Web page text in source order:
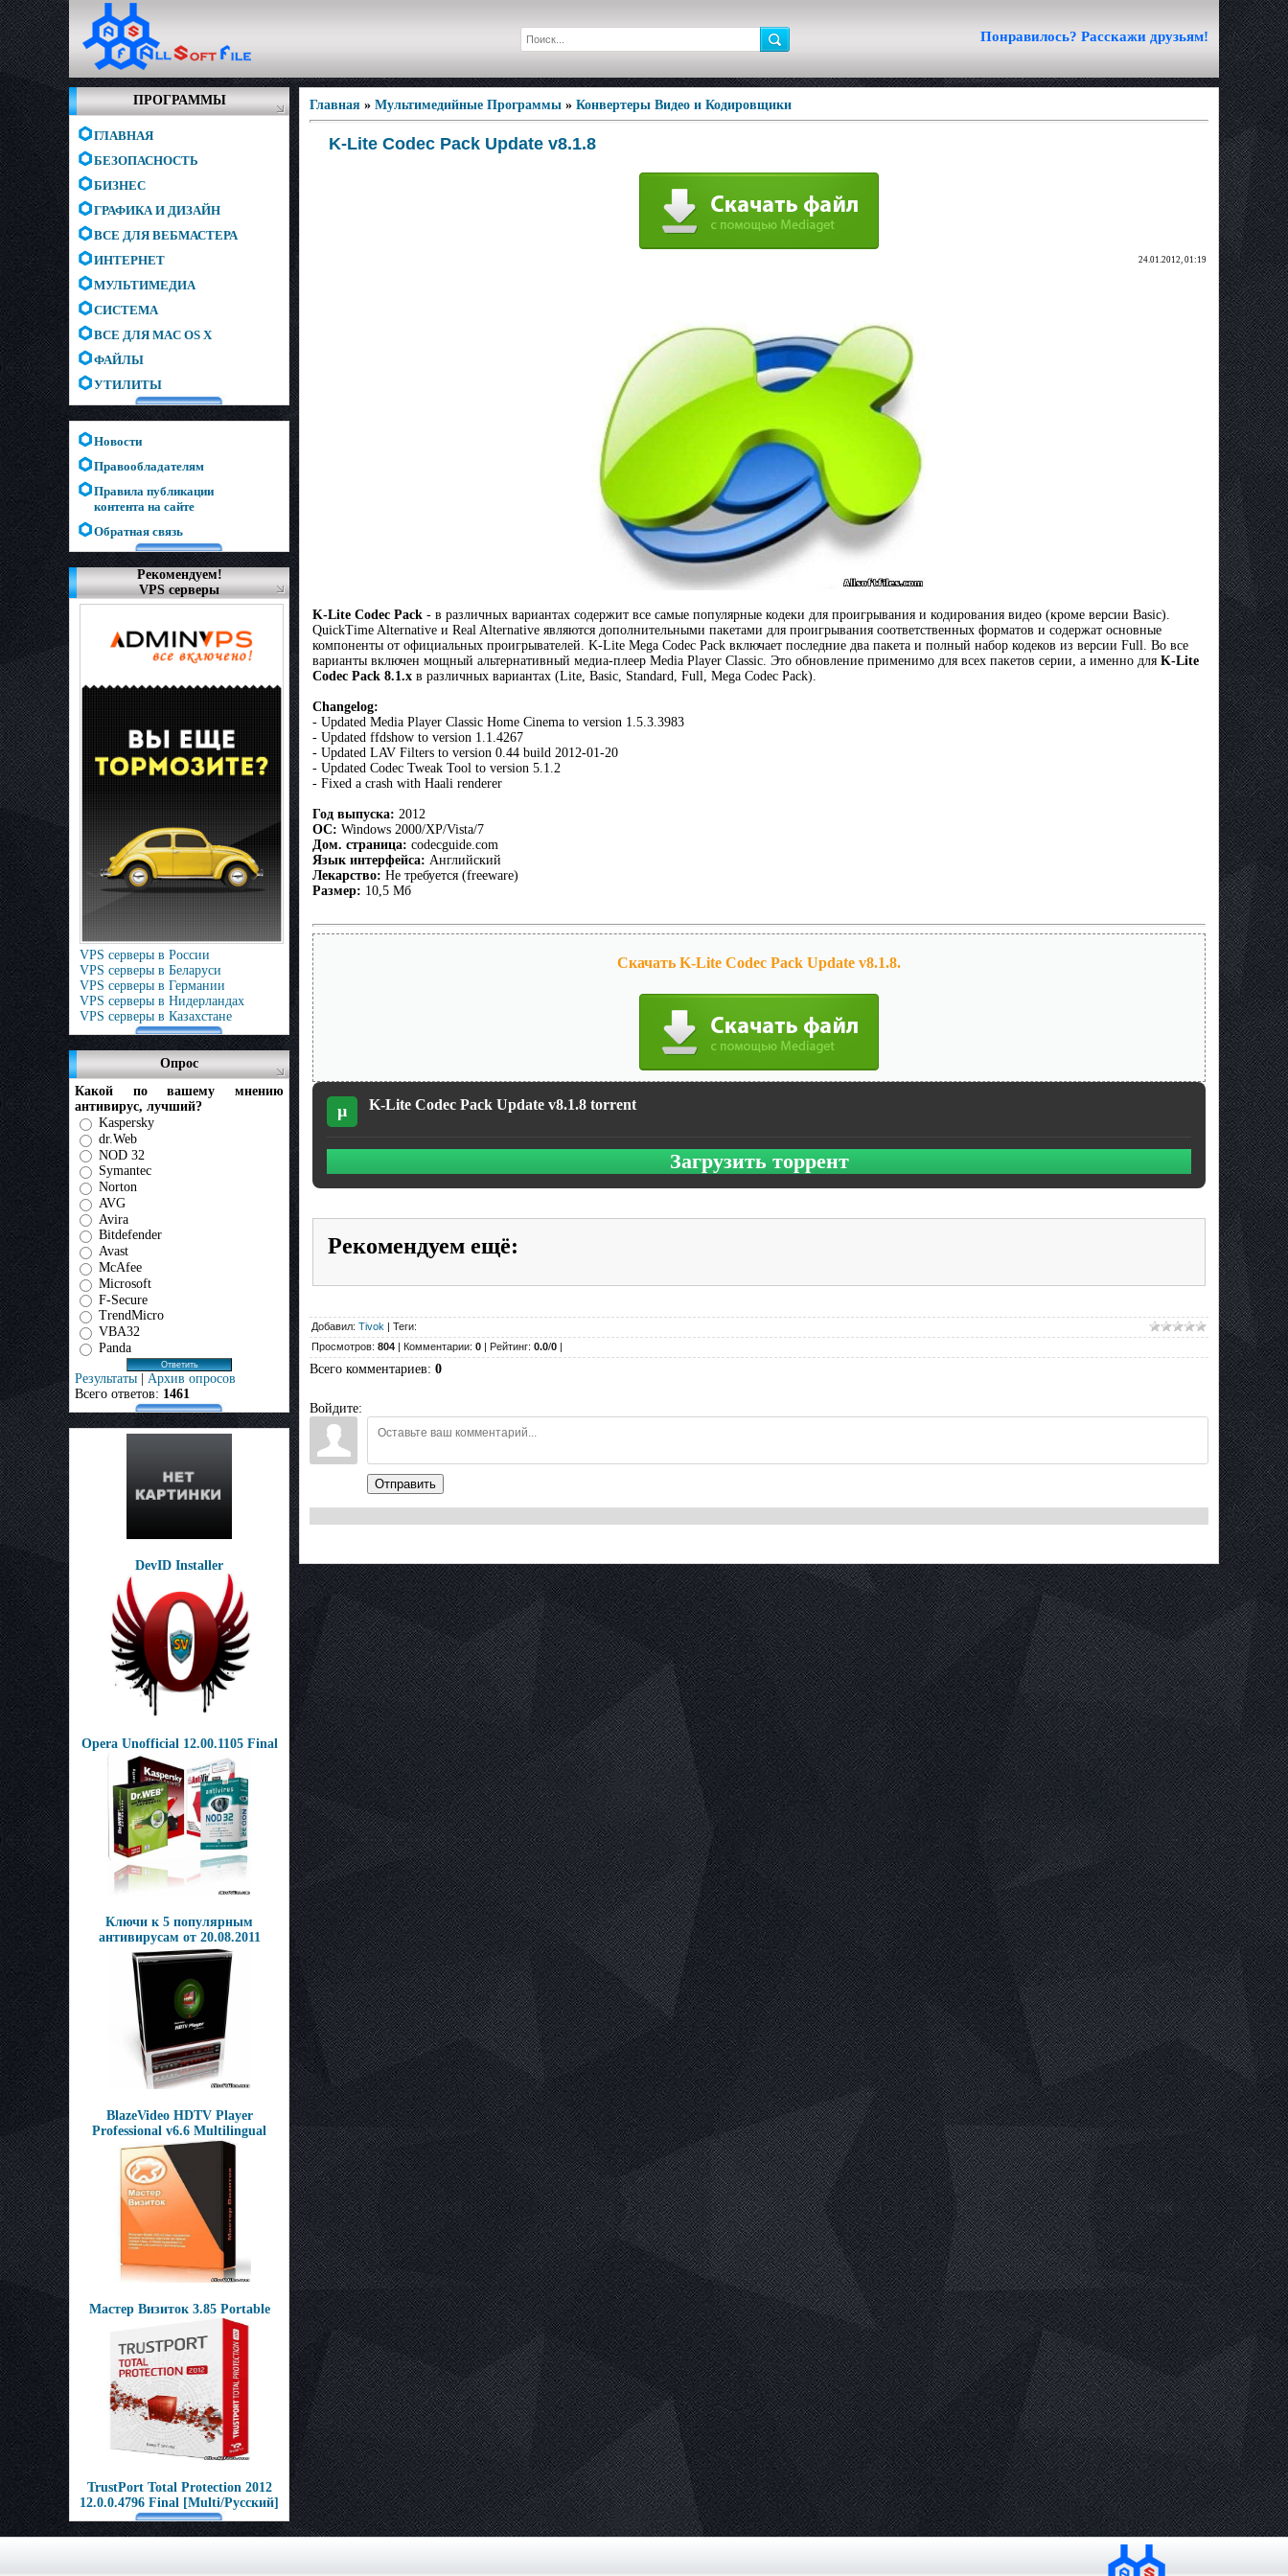
Понравилось? Расскажи друзьям!
ПРОГРАММЫ
ГЛАВНАЯ
БЕЗОПАСНОСТЬ
БИЗНЕС
ГРАФИКА И ДИЗАЙН
ВСЕ ДЛЯ ВЕБМАСТЕРА
ИНТЕРНЕТ
МУЛЬТИМЕДИА
СИСТЕМА
ВСЕ ДЛЯ MAC OS X
ФАЙЛЫ
УТИЛИТЫ
Новости
Правообладателям
Правила публикации
контента на сайте
Обратная связь
Рекомендуем!
VPS серверы
VPS серверы в России
VPS серверы в Беларуси
VPS серверы в Германии
VPS серверы в Нидерландах
VPS серверы в Казахстане
Опрос
Какой по вашему мнению
антивирус, лучший?
Kaspersky
dr.Web
NOD 32
Symantec
Norton
AVG
Avira
Bitdefender
Avast
McAfee
Microsoft
F-Secure
TrendMicro
VBA32
Panda
Результаты | Архив опросов
Всего ответов: 1461
DevID Installer
Opera Unofficial 12.00.1105 Final
Ключи к 5 популярным
антивирусам от 20.08.2011
BlazeVideo HDTV Player
Professional v6.6 Multilingual
Мастер Визиток 3.85 Portable
TrustPort Total Protection 2012
12.0.0.4796 Final [Multi/Русский]
Главная » Мультимедийные Программы » Конвертеры Видео и Кодировщики
K-Lite Codec Pack Update v8.1.8
24.01.2012, 01:19
K-Lite Codec Pack - в различных вариантах содержит все самые популярные кодеки для проигрывания и кодирования видео (кроме версии Basic).
QuickTime Alternative и Real Alternative являются дополнительными пакетами для проигрывания соответственных форматов и содержат основные
компоненты от официальных проигрывателей. K-Lite Mega Codec Pack включает последние два пакета и полный набор кодеков из версии Full. Во все
варианты включен мощный альтернативный медиа-плеер Media Player Classic. Это обновление применимо для всех пакетов серии, а именно для K-Lite
Codec Pack 8.1.x в различных вариантах (Lite, Basic, Standard, Full, Mega Codec Pack).
Сhangelog:
- Updated Media Player Classic Home Cinema to version 1.5.3.3983
- Updated ffdshow to version 1.1.4267
- Updated LAV Filters to version 0.44 build 2012-01-20
- Updated Codec Tweak Tool to version 5.1.2
- Fixed a crash with Haali renderer
Год выпуска: 2012
ОС: Windows 2000/XP/Vista/7
Дом. страница: codecguide.com
Язык интерфейса: Английский
Лекарство: Не требуется (freeware)
Размер: 10,5 Мб
Скачать K-Lite Codec Pack Update v8.1.8.
µ K-Lite Codec Pack Update v8.1.8 torrent
Загрузить торрент
Рекомендуем ещё:
Добавил: Tivok | Теги:
Просмотров: 804 | Комментарии: 0 | Рейтинг: 0.0/0 |
Всего комментариев: 0
Войдите:
Отправить